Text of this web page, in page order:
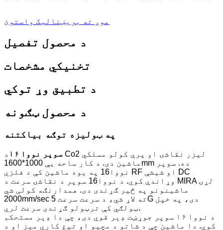
موږ ته بریښنالیک واستوئ
د محصول تفصیل
تخنیکي مشخصات
د تطبیق وړ توکي
د محصول ټګونه
په ټولیزه توګه بیاکتنه
سوپر نووا ۱۶
د Co2 لیزر نقاشۍ او پرې کولو مسلکي
ماشین دی. د کار ساحه یې 1000*1600mm ده. سوپر
نووا16 په یوه ماشین کې د فلزي RF او شیشې DC
وړاندې کوي. د نووا16 سوپر د نقاشۍ سرعت د MIRA لړۍ
ماشینونو په څیر ګړندی دی. همدارنګه کولی شي
2000mm/sec ته لاړ شي، د سرعت سرعت 5G دی، په خپل
ټولګي کې ترټولو ګړندی سرعت لري.
د نووا ۱۶ سوپر جوړښت ډېر قوي دی، چې دا ډېر مستحکم
کوي. دا ماشین چې د شاتو د مچیو او تیغ کاري میز او د